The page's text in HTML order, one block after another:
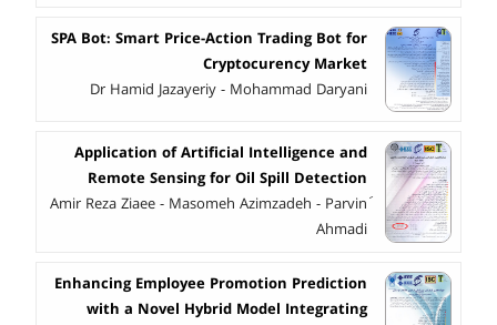
SPA Bot: Smart Price-Action Trading Bot for
Cryptocurency Market
Dr Hamid Jazayeriy - Mohammad Daryani
Application of Artificial Intelligence and
Remote Sensing for Oil Spill Detection
َAmir Reza Ziaee - Masomeh Azimzadeh - Parvin
Ahmadi
Enhancing Employee Promotion Prediction
with a Novel Hybrid Model Integrating